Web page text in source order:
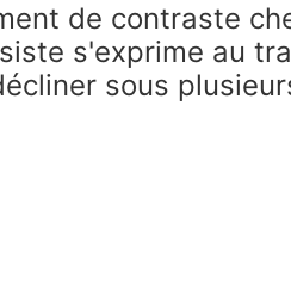
de contraste
s'exprime au
sous